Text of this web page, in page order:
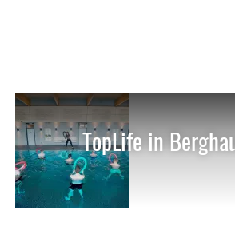
TopLife in